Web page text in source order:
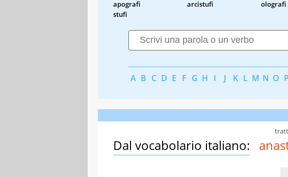
apografi
arcistufi olografi
stufi
A B C D E F G H I J K L M N O P
Dal vocabolario italiano: